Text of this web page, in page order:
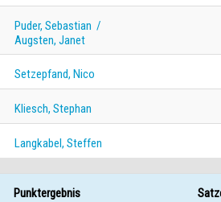
Puder, Sebastian /
Augsten, Janet
Setzepfand, Nico
Kliesch, Stephan
Langkabel, Steffen
Punktergebnis